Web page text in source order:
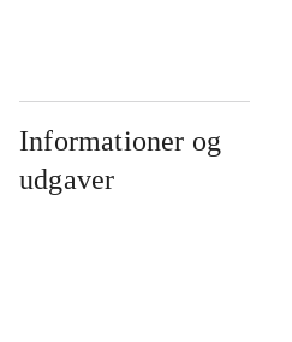
Informationer og
udgaver